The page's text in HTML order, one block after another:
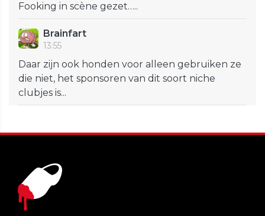
Fooking in scène gezet…..
Brainfart
13:55
Daar zijn ook honden voor alleen gebruiken ze
die niet, het sponsoren van dit soort niche
clubjes is...